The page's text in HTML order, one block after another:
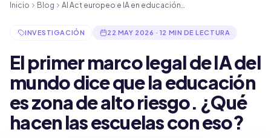
Inicio Blog AI Act europeo e IA en educación…
INVESTIGACIÓN 22 MAY 2026 · 12 MIN DE LECTURA
El primer marco legal de IA del
mundo dice que la educación
es zona de alto riesgo. ¿Qué
hacen las escuelas con eso?